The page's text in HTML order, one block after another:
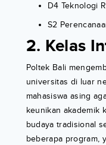
D4 Teknologi
S2
2. Kelas
Poltek Bali
universitas di luar
mahasiswa asing
keunikan akademik
budaya tradisional
beberapa program,